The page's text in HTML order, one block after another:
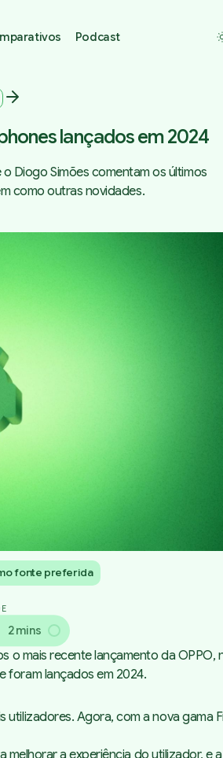
Podcast
lançados em 2024
Diogo Simões comentam os últimos
como outras novidades.
fonte preferida
2 mins
mais recente lançamento da
foram lançados em 2024.
Agora, com a nova gama